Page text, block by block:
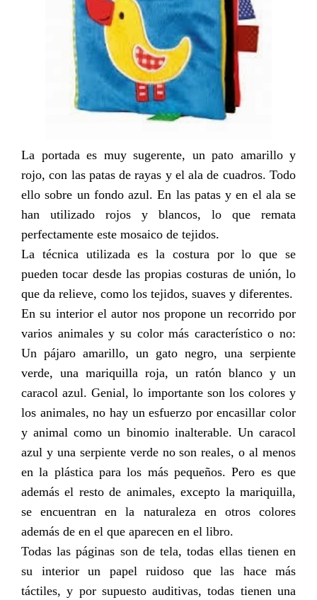
La portada es muy sugerente, un pato amarillo y
rojo, con las patas de rayas y el ala de cuadros. Todo
ello sobre un fondo azul. En las patas y en el ala se
han utilizado rojos y blancos, lo que remata
perfectamente este mosaico de tejidos.
La técnica utilizada es la costura por lo que se
pueden tocar desde las propias costuras de unión, lo
que da relieve, como los tejidos, suaves y diferentes.
En su interior el autor nos propone un recorrido por
varios animales y su color más característico o no:
Un pájaro amarillo, un gato negro, una serpiente
verde, una mariquilla roja, un ratón blanco y un
caracol azul. Genial, lo importante son los colores y
los animales, no hay un esfuerzo por encasillar color
y animal como un binomio inalterable. Un caracol
azul y una serpiente verde no son reales, o al menos
en la plástica para los más pequeños. Pero es que
además el resto de animales, excepto la mariquilla,
se encuentran en la naturaleza en otros colores
además de en el que aparecen en el libro.
Todas las páginas son de tela, todas ellas tienen en
su interior un papel ruidoso que las hace más
táctiles, y por supuesto auditivas, todas tienen una